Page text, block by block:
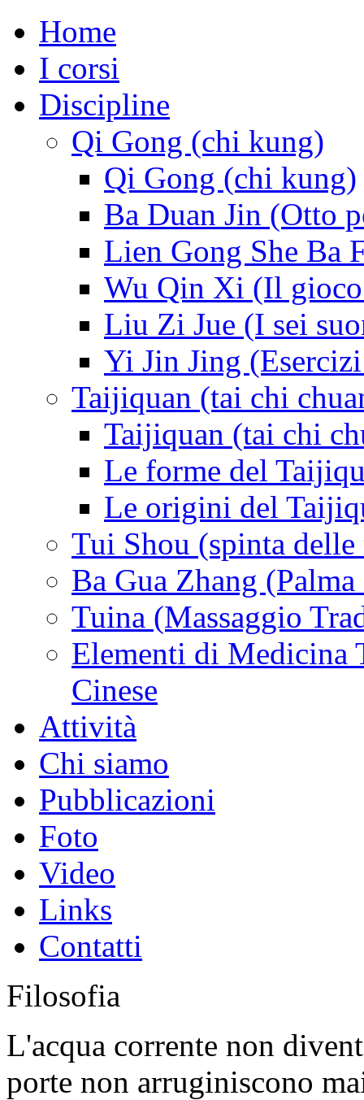
Home
I corsi
Discipline
Qi Gong (chi kung)
Qi Gong (chi kung)
Ba Duan Jin (Otto
Lien Gong She Ba
Wu Qin Xi (Il
Liu Zi Jue (I sei
Yi Jin Jing
Taijiquan (tai chi
Taijiquan (tai chi
Le forme del
Le origini del
Tui Shou (spinta delle
Ba Gua Zhang
Tuina (Massaggio
Elementi di Medicina
Cinese
Attività
Chi siamo
Pubblicazioni
Foto
Video
Links
Contatti
Filosofia
L'acqua corrente non
porte non arruginiscono